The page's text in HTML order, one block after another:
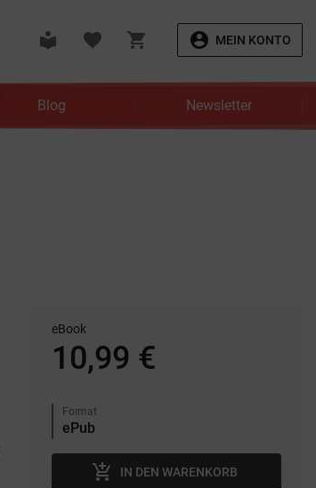
local_library favorite shopping_cart account_circle MEIN KONTO
Blog Newsletter
eBook
10,99 €
Format
add_shopping_cart IN DEN WARENKORB